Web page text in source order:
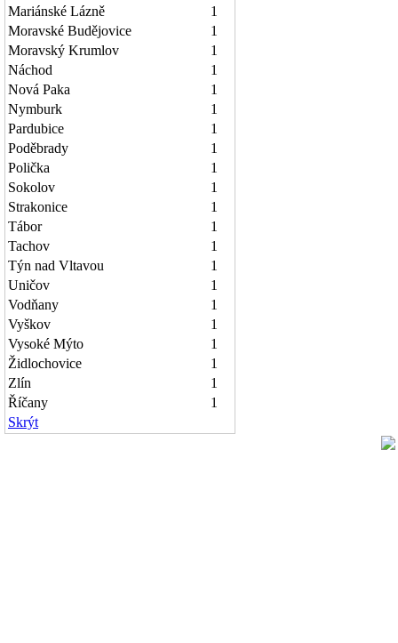
Mariánské Lázně
1
Moravské Budějovice
1
Moravský Krumlov
1
Náchod
1
Nová Paka
1
Nymburk
1
Pardubice
1
Poděbrady
1
Polička
1
Sokolov
1
Strakonice
1
Tábor
1
Tachov
1
Týn nad Vltavou
1
Uničov
1
Vodňany
1
Vyškov
1
Vysoké Mýto
1
Židlochovice
1
Zlín
1
Říčany
1
Skrýt